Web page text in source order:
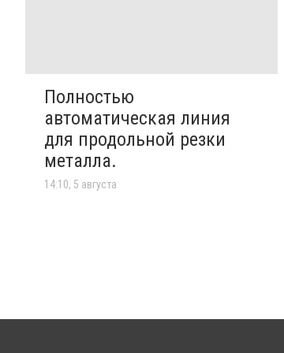
Полностью
автоматическая линия
для продольной резки
металла.
14:10, 5 августа